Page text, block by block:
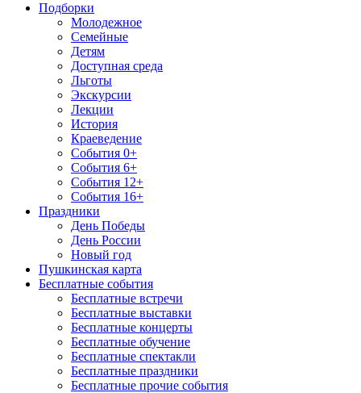
Подборки
Молодежное
Семейные
Детям
Доступная среда
Льготы
Экскурсии
Лекции
История
Краеведение
События 0+
События 6+
События 12+
События 16+
Праздники
День Победы
День России
Новый год
Пушкинская карта
Бесплатные события
Бесплатные встречи
Бесплатные выставки
Бесплатные концерты
Бесплатные обучение
Бесплатные спектакли
Бесплатные праздники
Бесплатные прочие события